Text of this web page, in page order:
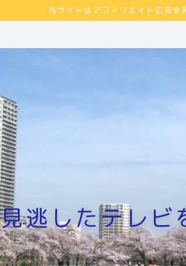
当サイトはアフィリエイト広告を
見逃したテレビ